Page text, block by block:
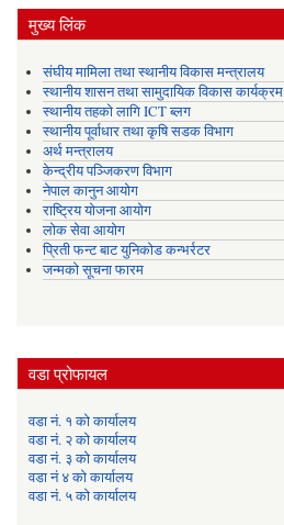
मुख्य लिंक
संघीय मामिला तथा स्थानीय विकास मन्त्रालय
स्थानीय शासन तथा सामुदायिक विकास कार्यक्रम
स्थानीय तहको लागि ICT ब्लग
स्थानीय पूर्वाधार तथा कृषि सडक विभाग
अर्थ मन्त्रालय
केन्द्रीय पञ्जिकरण विभाग
नेपाल कानुन आयोग
राष्ट्रिय योजना आयोग
लोक सेवा आयोग
प्रिती फन्ट बाट युनिकोड कन्भर्रटर
जन्मको सूचना फारम
वडा प्रोफायल
वडा नं. १ को कार्यालय
वडा नं. २ को कार्यालय
वडा नं. ३ को कार्यालय
वडा नं ४ को कार्यालय
वडा नं. ५ को कार्यालय